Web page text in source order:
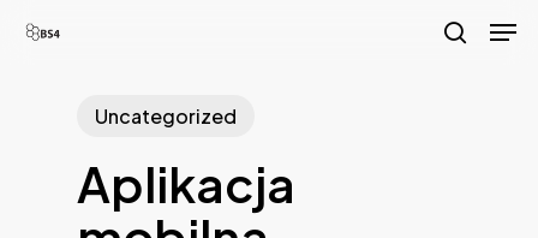
Skip
Uncategorized
Aplikacja